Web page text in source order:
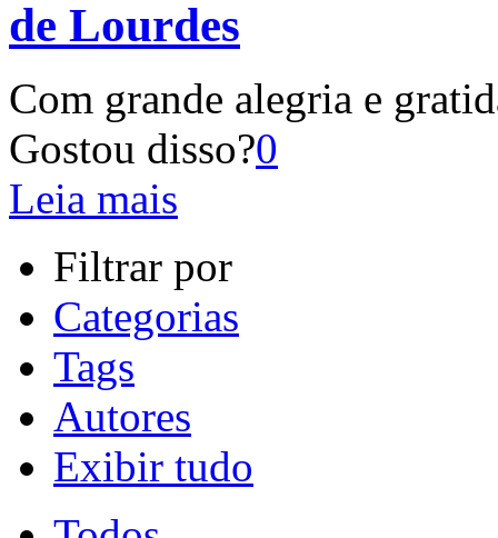
de Lourdes
Com grande alegria e
Gostou disso?0
Leia mais
Filtrar por
Categorias
Tags
Autores
Exibir tudo